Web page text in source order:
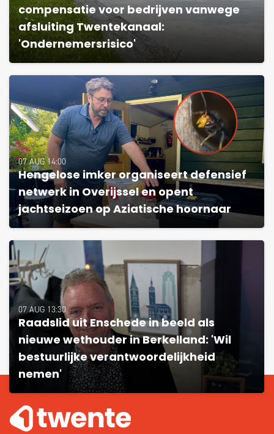
compensatie voor bedrijven vanwege
afsluiting Twentekanaal:
'Ondernemersrisico'
07 AUG 14:00
Hengelose imker organiseert defensief
netwerk in Overijssel en opent
jachtseizoen op Aziatische hoornaar
07 AUG 13:30
Raadslid uit Enschede in beeld als
nieuwe wethouder in Berkelland: 'Wil
bestuurlijke verantwoordelijkheid
nemen'